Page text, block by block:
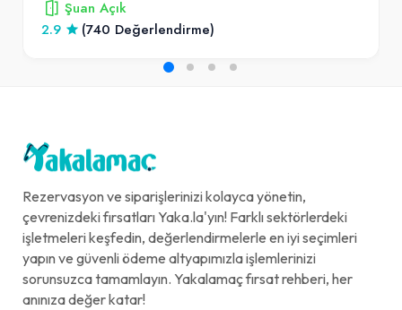
Şuan Açık
2.9
(740 Değerlendirme)
Rezervasyon ve siparişlerinizi kolayca yönetin,
çevrenizdeki fırsatları Yaka.la'yın! Farklı sektörlerdeki
işletmeleri keşfedin, değerlendirmelerle en iyi seçimleri
yapın ve güvenli ödeme altyapımızla işlemlerinizi
sorunsuzca tamamlayın. Yakalamaç fırsat rehberi, her
anınıza değer katar!